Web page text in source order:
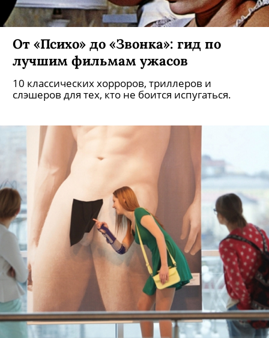
От «Психо» до «Звонка»: гид по
лучшим фильмам ужасов
10 классических хорроров, триллеров и
слэшеров для тех, кто не боится испугаться.